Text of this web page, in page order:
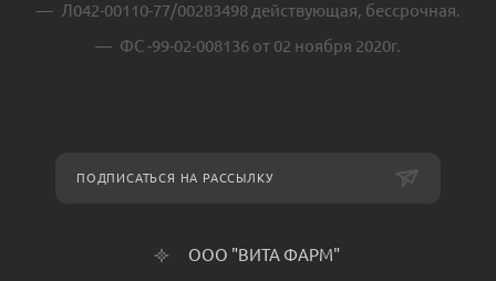
Л042-00110-77/00283498 действующая, бессрочная.
ФС -99-02-008136 от 02 ноября 2020г.
ПОДПИСАТЬСЯ НА РАССЫЛКУ
ООО "ВИТА ФАРМ"